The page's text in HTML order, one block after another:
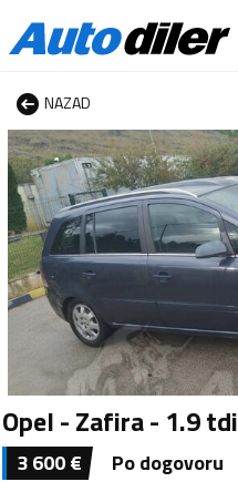
NAZAD
Opel - Zafira - 1.9 tdi
3 600€ Po dogovoru